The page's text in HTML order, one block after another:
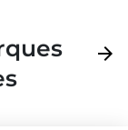
arrow_forward